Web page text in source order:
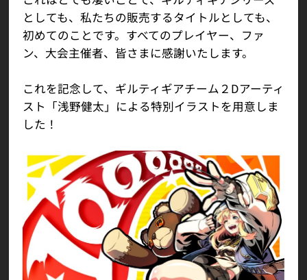
としても、私たちの販売するタイトルとしても、
初めてのことです。すべてのプレイヤー、ファ
ン、大会主催者、皆さまに感謝いたします。
これを記念して、ギルティギアチーム２Dアーティ
スト「浅野健太」による特別イラストを用意しま
した！